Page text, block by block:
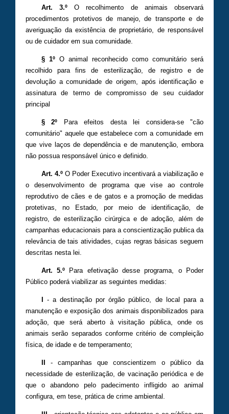
Art. 3.ºO recolhimento de animais observará
procedimentos protetivos de manejo, de transporte e de
averiguação da existência de proprietário, de responsável
ou de cuidador em sua comunidade.
§ 1ºO animal reconhecido como comunitário será
recolhido para fins de esterilização, de registro e de
devolução a comunidade de origem, após identificação e
assinatura de termo de compromisso de seu cuidador
principal
§ 2º Para efeitos desta lei considera-se "cão
comunitário" aquele que estabelece com a comunidade em
que vive laços de dependência e de manutenção, embora
não possua responsável único e definido.
Art. 4.ºO Poder Executivo incentivará a viabilização e
o desenvolvimento de programa que vise ao controle
reprodutivo de cães e de gatos e a promoção de medidas
protetivas, no Estado, por meio de identificação, de
registro, de esterilização cirúrgica e de adoção, além de
campanhas educacionais para a conscientização publica da
relevância de tais atividades, cujas regras básicas seguem
descritas nesta lei.
Art. 5.º Para efetivação desse programa, o Poder
Público poderá viabilizar as seguintes medidas:
- a destinação por órgão público, de local para a
manutenção e exposição dos animais disponibilizados para
adoção, que será aberto à visitação pública, onde os
animais serão separados conforme critério de compleição
física, de idade e de temperamento;
- campanhas que conscientizem o público da
necessidade de esterilização, de vacinação periódica e de
que o abandono pelo padecimento infligido ao animal
configura, em tese, prática de crime ambiental.